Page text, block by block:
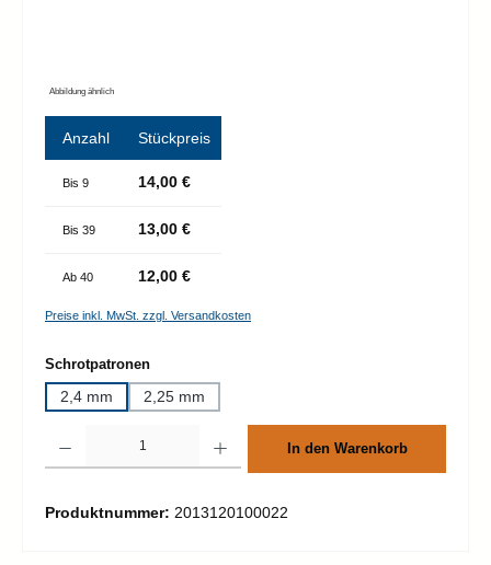
Abbildung ähnlich
Anzahl Stückpreis
Bis 9 14,00 €
Bis 39 13,00 €
Ab 40 12,00 €
Preise inkl. MwSt. zzgl. Versandkosten
Schrotpatronenauswählen
2,4 mm 2,25 mm
In den Warenkorb
Produktnummer: 2013120100022